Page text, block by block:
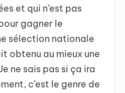
et qui n’est pas
gagner le
sélection nationale
obtenu au mieux une
ne sais pas si ça ira
c’est le genre de